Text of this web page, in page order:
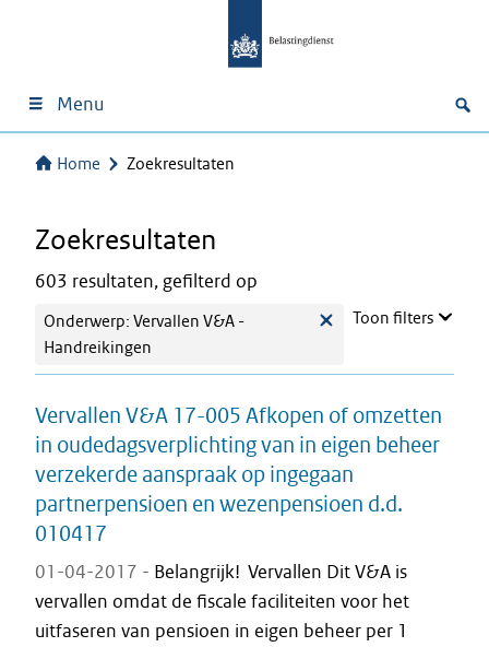
Menu
Home Zoekresultaten
Zoekresultaten
603 resultaten, gefilterd op
Onderwerp: Vervallen V&A -
Handreikingen
Toon filters
Vervallen V&A 17-005 Afkopen of omzetten
in oudedagsverplichting van in eigen beheer
verzekerde aanspraak op ingegaan
partnerpensioen en wezenpensioen d.d.
010417
01-04-2017 - Belangrijk! Vervallen Dit V&A is
vervallen omdat de fiscale faciliteiten voor het
uitfaseren van pensioen in eigen beheer per 1